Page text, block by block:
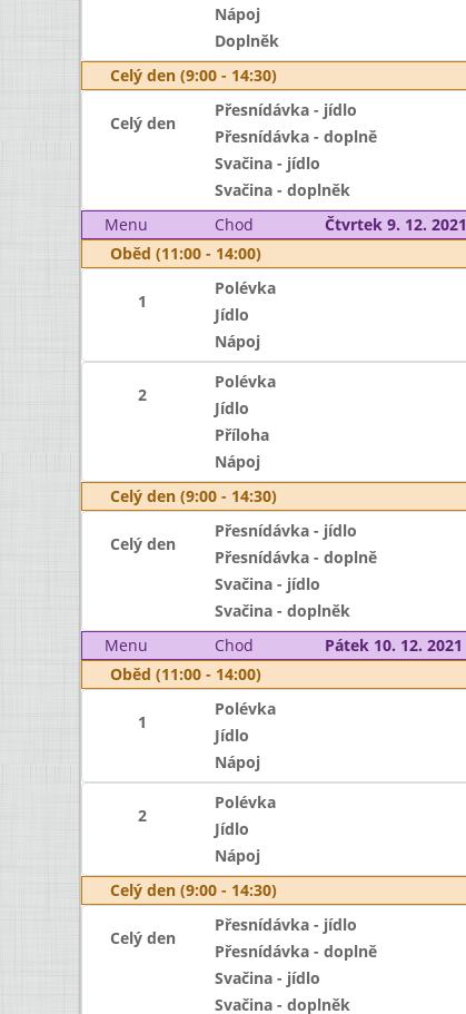
Nápoj
Doplněk
Celý den (9:00 - 14:30)
Celý den
Přesnídávka - jídlo
Přesnídávka - doplně
Svačina - jídlo
Svačina - doplněk
Menu
Chod Čtvrtek 9. 12. 2021
Oběd (11:00 - 14:00)
1
Polévka
Jídlo
Nápoj
2
Polévka
Jídlo
Příloha
Nápoj
Celý den (9:00 - 14:30)
Celý den
Přesnídávka - jídlo
Přesnídávka - doplně
Svačina - jídlo
Svačina - doplněk
Menu
Chod Pátek 10. 12. 2021
Oběd (11:00 - 14:00)
1
Polévka
Jídlo
Nápoj
2
Polévka
Jídlo
Nápoj
Celý den (9:00 - 14:30)
Celý den
Přesnídávka - jídlo
Přesnídávka - doplně
Svačina - jídlo
Svačina - doplněk